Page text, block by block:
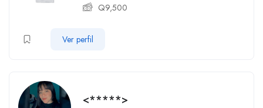
Q9,500
Ver perfil
<*****>